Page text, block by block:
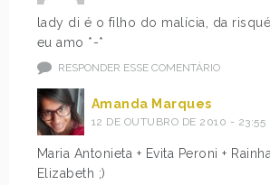
lady di é o filho do malícia, da
eu amo *-*
RESPONDER ESSE COMENTÁRIO
Amanda Marques
12 DE OUTUBRO DE 2010 - 23:55
Maria Antonieta + Evita Peroni +
Elizabeth ;)